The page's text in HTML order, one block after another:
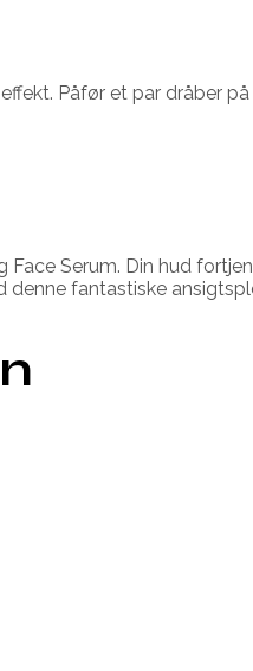
Påfør et par dråber
Serum. Din hud
denne fantastiske